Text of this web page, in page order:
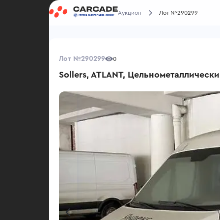
Аукцион Лот №290299
Лот №290299 0
Sollers, ATLANT,